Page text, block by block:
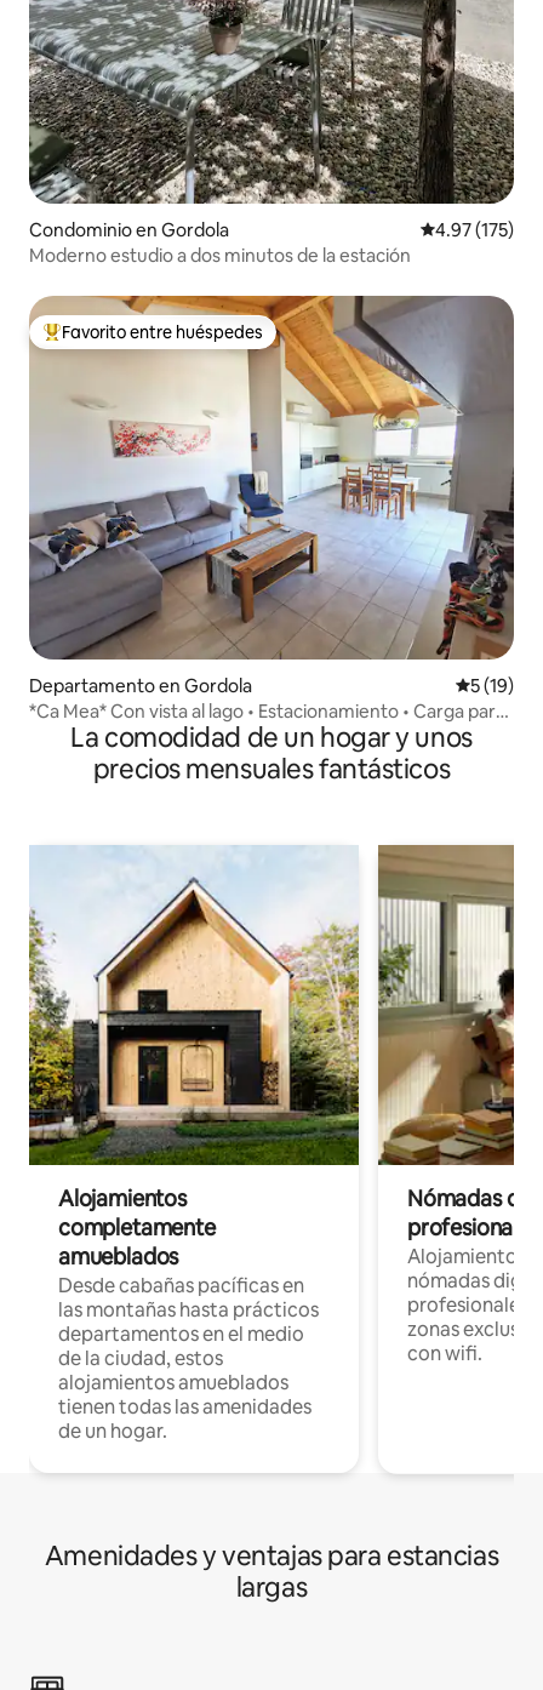
Condominio en Gordola Calificación
4.97 (175)
Moderno estudio a dos minutos de la estación
De los mejores en Favorito entre huéspedes
Favorito entre huéspedes
Departamento en Gordola
5 (19)
*Ca Mea* Con vista al lago • Estacionamiento • Carga para
vehículos eléctricos
La comodidad de un hogar y unos
precios mensuales fantásticos
Alojamientos
completamente
amueblados
Desde cabañas pacíficas en
las montañas hasta prácticos
departamentos en el medio
de la ciudad, estos
alojamientos amueblados
tienen todas las amenidades
de un hogar.
Nómadas
Alojamientos
nómadas
profesionales
zonas
con wifi.
Amenidades y ventajas para estancias
largas